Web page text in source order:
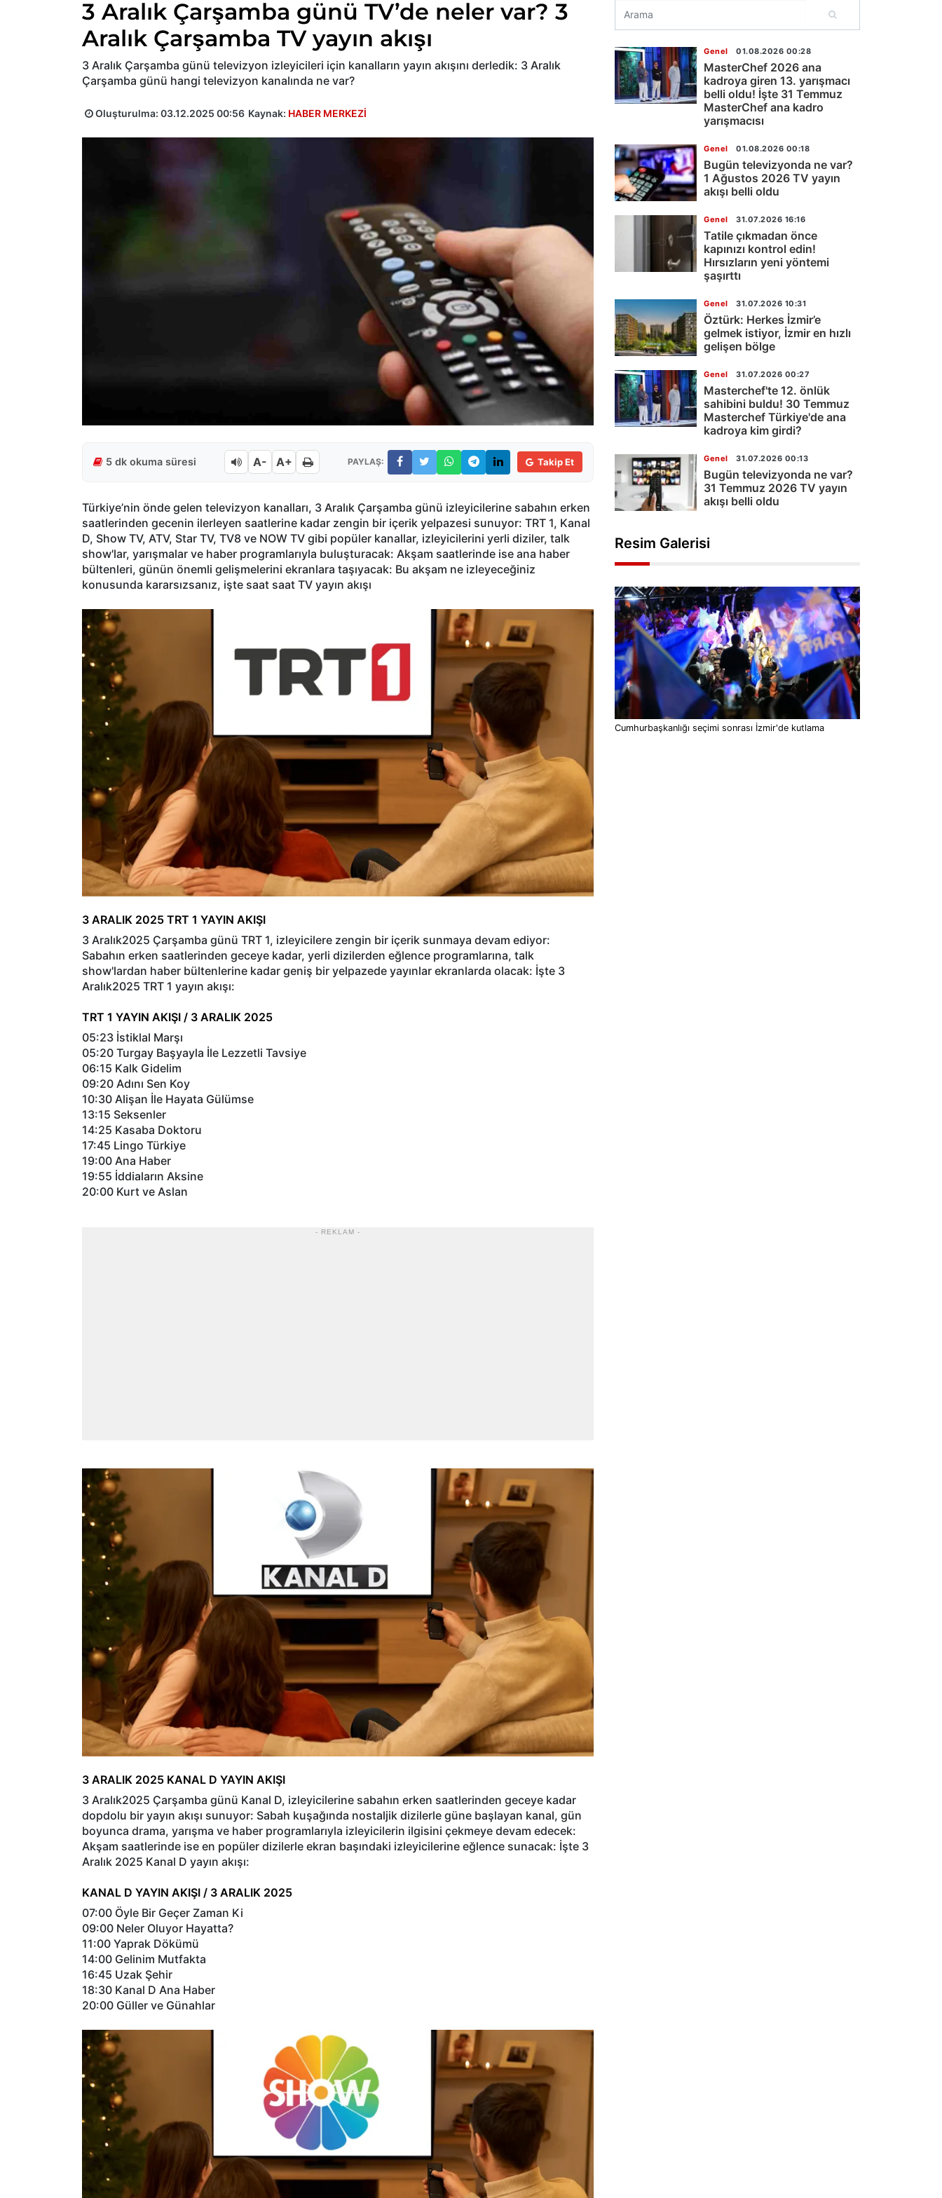
3 Aralık Çarşamba günü TV’de neler var? 3
Aralık Çarşamba TV yayın akışı
3 Aralık Çarşamba günü televizyon izleyicileri için kanalların yayın akışını derledik: 3 Aralık
Çarşamba günü hangi televizyon kanalında ne var?
Oluşturulma: 03.12.2025 00:56 Kaynak: HABER MERKEZİ
5 dk okuma süresi A- A+ PAYLAŞ: Takip Et
Türkiye’nin önde gelen televizyon kanalları, 3 Aralık Çarşamba günü izleyicilerine sabahın erken
saatlerinden gecenin ilerleyen saatlerine kadar zengin bir içerik yelpazesi sunuyor: TRT 1, Kanal
D, Show TV, ATV, Star TV, TV8 ve NOW TV gibi popüler kanallar, izleyicilerini yerli diziler, talk
show'lar, yarışmalar ve haber programlarıyla buluşturacak: Akşam saatlerinde ise ana haber
bültenleri, günün önemli gelişmelerini ekranlara taşıyacak: Bu akşam ne izleyeceğiniz
konusunda kararsızsanız, işte saat saat TV yayın akışı
3 ARALIK 2025 TRT 1 YAYIN AKIŞI
3 Aralık2025 Çarşamba günü TRT 1, izleyicilere zengin bir içerik sunmaya devam ediyor:
Sabahın erken saatlerinden geceye kadar, yerli dizilerden eğlence programlarına, talk
show'lardan haber bültenlerine kadar geniş bir yelpazede yayınlar ekranlarda olacak: İşte 3
Aralık2025 TRT 1 yayın akışı:
TRT 1 YAYIN AKIŞI / 3 ARALIK 2025
05:23 İstiklal Marşı
05:20 Turgay Başyayla İle Lezzetli Tavsiye
06:15 Kalk Gidelim
09:20 Adını Sen Koy
10:30 Alişan İle Hayata Gülümse
13:15 Seksenler
14:25 Kasaba Doktoru
17:45 Lingo Türkiye
19:00 Ana Haber
19:55 İddiaların Aksine
20:00 Kurt ve Aslan
- REKLAM -
3 ARALIK 2025 KANAL D YAYIN AKIŞI
3 Aralık2025 Çarşamba günü Kanal D, izleyicilerine sabahın erken saatlerinden geceye kadar
dopdolu bir yayın akışı sunuyor: Sabah kuşağında nostaljik dizilerle güne başlayan kanal, gün
boyunca drama, yarışma ve haber programlarıyla izleyicilerin ilgisini çekmeye devam edecek:
Akşam saatlerinde ise en popüler dizilerle ekran başındaki izleyicilerine eğlence sunacak: İşte 3
Aralık 2025 Kanal D yayın akışı:
KANAL D YAYIN AKIŞI / 3 ARALIK 2025
07:00 Öyle Bir Geçer Zaman Ki
09:00 Neler Oluyor Hayatta?
11:00 Yaprak Dökümü
14:00 Gelinim Mutfakta
16:45 Uzak Şehir
18:30 Kanal D Ana Haber
20:00 Güller ve Günahlar
Genel 01.08.2026 00:28
MasterChef 2026 ana
kadroya giren 13. yarışmacı
belli oldu! İşte 31 Temmuz
MasterChef ana kadro
yarışmacısı
Genel 01.08.2026 00:18
Bugün televizyonda ne var?
1 Ağustos 2026 TV yayın
akışı belli oldu
Genel 31.07.2026 16:16
Tatile çıkmadan önce
kapınızı kontrol edin!
Hırsızların yeni yöntemi
şaşırttı
Genel 31.07.2026 10:31
Öztürk: Herkes İzmir’e
gelmek istiyor, İzmir en hızlı
gelişen bölge
Genel 31.07.2026 00:27
Masterchef'te 12. önlük
sahibini buldu! 30 Temmuz
Masterchef Türkiye'de ana
kadroya kim girdi?
Genel 31.07.2026 00:13
Bugün televizyonda ne var?
31 Temmuz 2026 TV yayın
akışı belli oldu
Resim Galerisi
Cumhurbaşkanlığı seçimi sonrası İzmir'de kutlama